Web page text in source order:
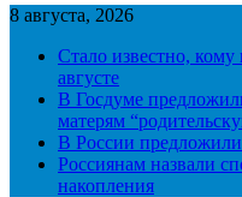
8 августа, 2026
Стало известно,
августе
В Госдуме
матерям
В России
Россиянам назвали
накопления